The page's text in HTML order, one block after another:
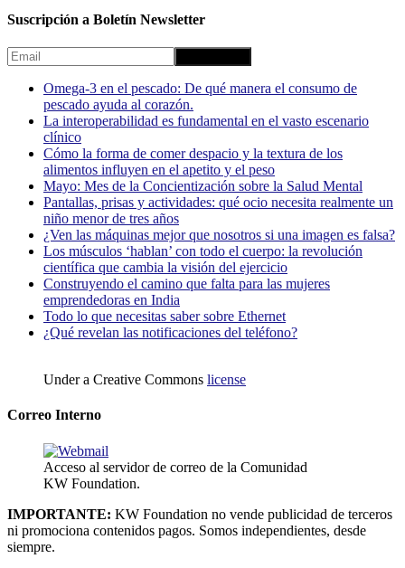
Suscripción a Boletín Newsletter
Omega-3 en el pescado: De qué manera el consumo de
pescado ayuda al corazón.
La interoperabilidad es fundamental en el vasto escenario
clínico
Cómo la forma de comer despacio y la textura de los
alimentos influyen en el apetito y el peso
Mayo: Mes de la Concientización sobre la Salud Mental
Pantallas, prisas y actividades: qué ocio necesita realmente un
niño menor de tres años
¿Ven las máquinas mejor que nosotros si una imagen es falsa?
Los músculos ‘hablan’ con todo el cuerpo: la revolución
científica que cambia la visión del ejercicio
Construyendo el camino que falta para las mujeres
emprendedoras en India
Todo lo que necesitas saber sobre Ethernet
¿Qué revelan las notificaciones del teléfono?
Under a Creative Commons license
Correo Interno
Acceso al servidor de correo de la Comunidad
KW Foundation.
IMPORTANTE: KW Foundation no vende publicidad de terceros
ni promociona contenidos pagos. Somos independientes, desde
siempre.